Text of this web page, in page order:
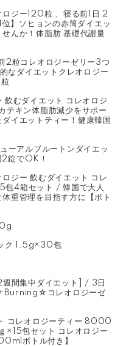
ジー120粒 、寝る前1日 2
】ソヒョンの赤筒ダイエッ
んか！体脂肪 基礎代謝量
2粒コレオロジーゼリー3つ
なダイエットクレオロジー
飲むダイエット コレオロジ
キン体脂肪減少をサポー
イエットティー！健康韓国
ーアルブルートンダイエッ
錠でOK！
ロジー 飲むダイエット コレ
4箱セット / 韓国で大人
重管理を目指す方に【ボト
ク 1.5g×30包
間集中ダイエット] / 3日
コレオロジーゼ
コレオロジーティー 8000
×15包セット コレオロジー
ボトル付き】